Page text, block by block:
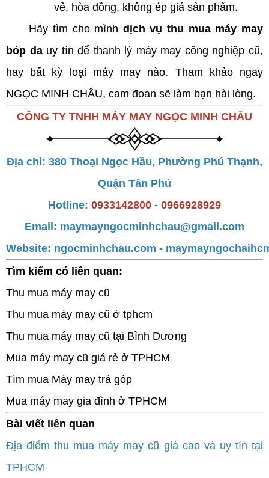
vẻ, hòa đồng, không ép giá sản phẩm.
Hãy tìm cho mình dịch vụ thu mua máy may
bóp dauy tín để thanh lý máy may công nghiệp cũ,
hay bất kỳ loại máy may nào. Tham khảo ngay
NGỌC MINH CHÂU, cam đoan sẽ làm bạn hài lòng.
CÔNG TY TNHH MÁY MAY NGỌC MINH CHÂU
Địa chỉ: 380 Thoại Ngọc Hầu, Phường Phú Thạnh,
Quận Tân Phú
Hotline: 0933142800 - 0966928929
Email: maymayngocminhchau@gmail.com
Website: ngocminhchau.com -
Tìm kiếm có liên quan:
Thu mua máy may cũ
Thu mua máy may cũ ở tphcm
Thu mua máy may cũ tại Bình Dương
Mua máy may cũ giá rẻ ở TPHCM
Tìm mua Máy may trả góp
Mua máy may gia đình ở TPHCM
Bài viết liên quan
Địa điểm thu mua máy may cũ giá cao và uy tín tại
TPHCM